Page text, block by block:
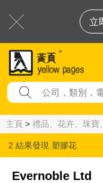
立
主頁 > 禮品、花卉、珠寶
2 結果發現 塑膠花
Evernoble Ltd